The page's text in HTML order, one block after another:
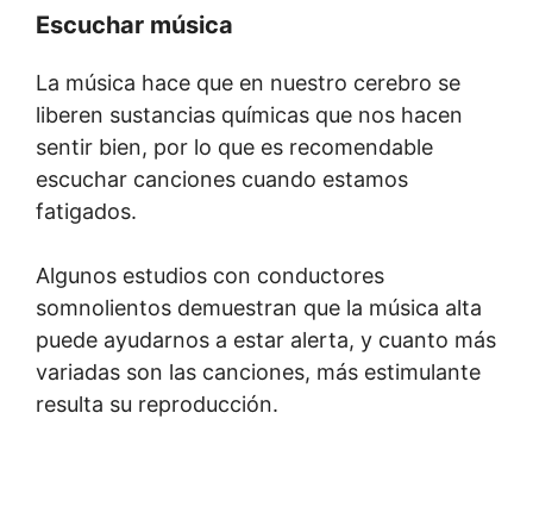
Escuchar música
La música hace que en nuestro cerebro se
liberen sustancias químicas que nos hacen
sentir bien, por lo que es recomendable
escuchar canciones cuando estamos
fatigados.
Algunos estudios con conductores
somnolientos demuestran que la música alta
puede ayudarnos a estar alerta, y cuanto más
variadas son las canciones, más estimulante
resulta su reproducción.